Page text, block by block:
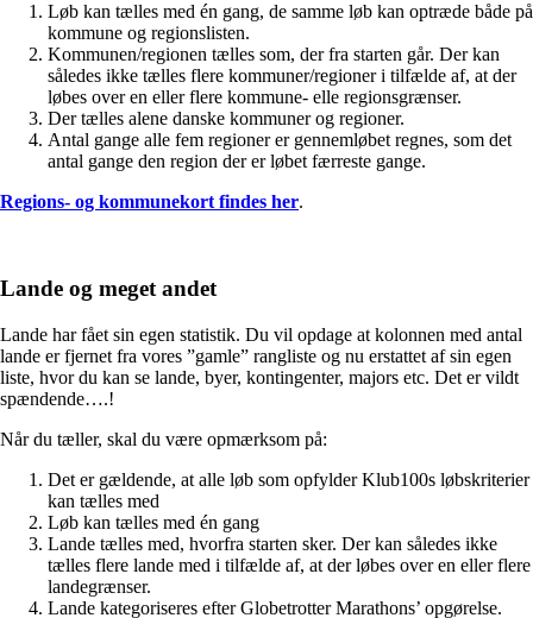
Løb kan tælles med én gang, de samme løb kan optræde både på
kommune og regionslisten.
Kommunen/regionen tælles som, der fra starten går. Der kan
således ikke tælles flere kommuner/regioner i tilfælde af, at der
løbes over en eller flere kommune- elle regionsgrænser.
Der tælles alene danske kommuner og regioner.
Antal gange alle fem regioner er gennemløbet regnes, som det
antal gange den region der er løbet færreste gange.
Regions- og kommunekort findes her.
Lande og meget andet
Lande har fået sin egen statistik. Du vil opdage at kolonnen med antal
lande er fjernet fra vores ”gamle” rangliste og nu erstattet af sin egen
liste, hvor du kan se lande, byer, kontingenter, majors etc. Det er vildt
spændende….!
Når du tæller, skal du være opmærksom på:
Det er gældende, at alle løb som opfylder Klub100s løbskriterier
kan tælles med
Løb kan tælles med én gang
Lande tælles med, hvorfra starten sker. Der kan således ikke
tælles flere lande med i tilfælde af, at der løbes over en eller flere
landegrænser.
Lande kategoriseres efter Globetrotter Marathons’ opgørelse.